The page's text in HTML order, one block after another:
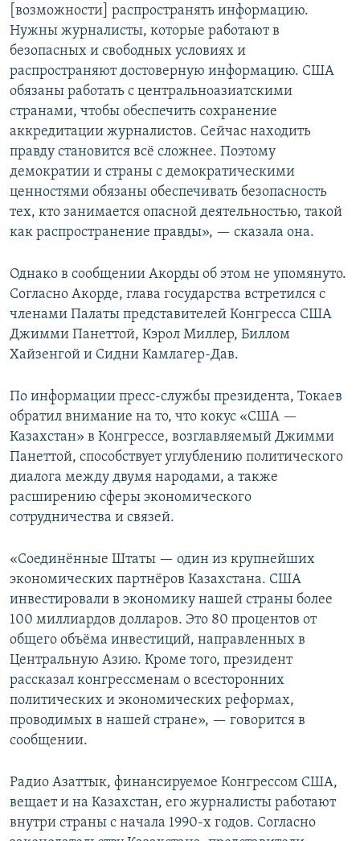
[возможности] распространять информацию.
Нужны журналисты, которые работают в
безопасных и свободных условиях и
распространяют достоверную информацию. США
обязаны работать с центральноазиатскими
странами, чтобы обеспечить сохранение
аккредитации журналистов. Сейчас находить
правду становится всё сложнее. Поэтому
демократии и страны с демократическими
ценностями обязаны обеспечивать безопасность
тех, кто занимается опасной деятельностью, такой
как распространение правды», — сказала она.
Однако в сообщении Акорды об этом не упомянуто.
Согласно Акорде, глава государства встретился с
членами Палаты представителей Конгресса США
Джимми Панеттой, Кэрол Миллер, Биллом
Хайзенгой и Сидни Камлагер-Дав.
По информации пресс-службы президента, Токаев
обратил внимание на то, что кокус «США —
Казахстан» в Конгрессе, возглавляемый Джимми
Панеттой, способствует углублению политического
диалога между двумя народами, а также
расширению сферы экономического
сотрудничества и связей.
«Соединённые Штаты — один из крупнейших
экономических партнёров Казахстана. США
инвестировали в экономику нашей страны более
100 миллиардов долларов. Это 80 процентов от
общего объёма инвестиций, направленных в
Центральную Азию. Кроме того, президент
рассказал конгрессменам о всесторонних
политических и экономических реформах,
проводимых в нашей стране», — говорится в
сообщении.
Радио Азаттык, финансируемое Конгрессом США,
вещает и на Казахстан, его журналисты работают
внутри страны с начала 1990-х годов. Согласно